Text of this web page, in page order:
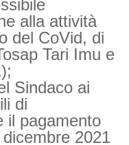
alla attività
del CoVid, di
Tari Imu e
Sindaco ai
di
il pagamento
2021